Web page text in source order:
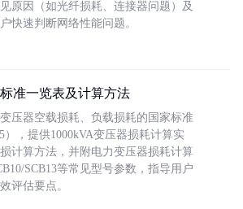
原因（如光纤损耗、连接器问题）及
快速判断网络性能问题。
准一览表及计算方法
压器空载损耗、负载损耗的国家标准
），提供1000kVA变压器损耗计算实
计算方法，并附电力变压器损耗计算
SCB13等常见型号参数，指导用户
评估要点。